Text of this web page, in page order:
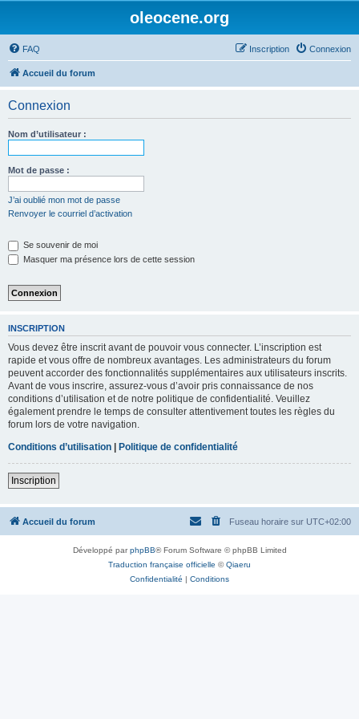
oleocene.org
FAQ Connexion
Inscription
Accueil du forum
Connexion
Nom d’utilisateur :
Mot de passe :
J’ai oublié mon mot de passe
Renvoyer le courriel d’activation
Se souvenir de moi
Masquer ma présence lors de cette session
INSCRIPTION
Vous devez être inscrit avant de pouvoir vous connecter. L’inscription est
rapide et vous offre de nombreux avantages. Les administrateurs du forum
peuvent accorder des fonctionnalités supplémentaires aux utilisateurs inscrits.
Avant de vous inscrire, assurez-vous d’avoir pris connaissance de nos
conditions d’utilisation et de notre politique de confidentialité. Veuillez
également prendre le temps de consulter attentivement toutes les règles du
forum lors de votre navigation.
Conditions d’utilisation | Politique de confidentialité
Inscription
Accueil du forum Fuseau horaire sur UTC+02:00
Développé parphpBB® Forum Software © phpBB Limited
Traduction française officielle ©Qiaeru
Confidentialité | Conditions